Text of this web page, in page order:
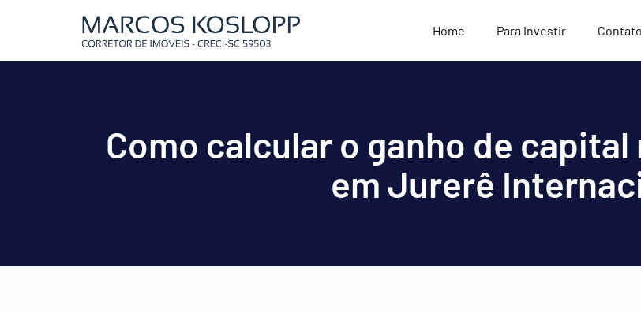
Home Para Investir Contato
Como calcular o ganho de
em Jurerê